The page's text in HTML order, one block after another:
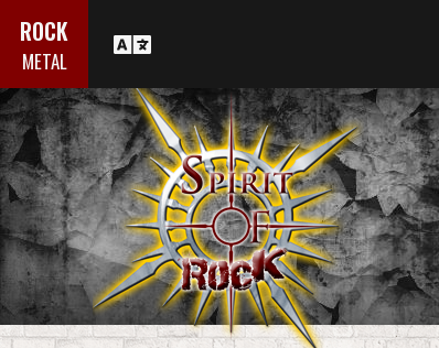
ROCK
METAL